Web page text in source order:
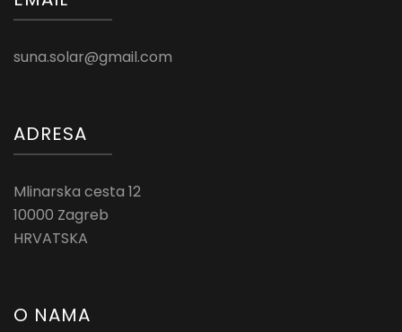
suna.solar@gmail.com
ADRESA
Mlinarska cesta 12
10000 Zagreb
HRVATSKA
O NAMA